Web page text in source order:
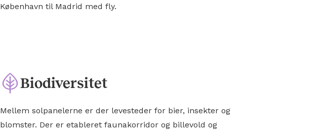
København til Madrid med fly.
Biodiversitet
Mellem solpanelerne er der levesteder for bier, insekter og
blomster. Der er etableret faunakorridor og billevold og